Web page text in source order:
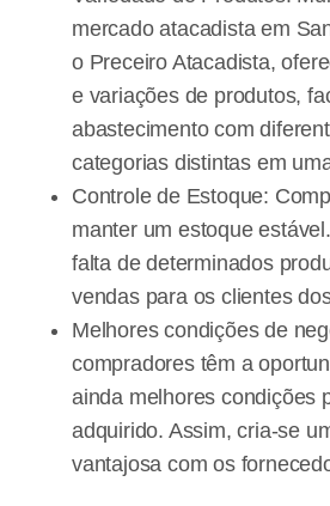
mercado atacadista em
o Preceiro Atacadista,
e variações de produtos,
abastecimento com
categorias distintas em
Controle de Estoque:
manter um estoque
falta de determinados
vendas para os clientes
Melhores condições de
compradores têm a
ainda melhores condições
adquirido. Assim, cria-se
vantajosa com os